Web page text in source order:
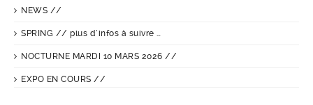
NEWS //
SPRING // plus d’infos à suivre …
NOCTURNE MARDI 10 MARS 2026 //
EXPO EN COURS //